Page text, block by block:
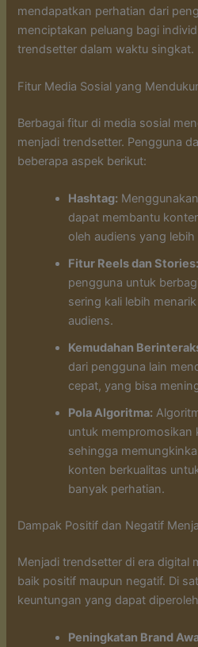
mendapatkan perhatian dari
menciptakan peluang bagi
trendsetter dalam waktu singkat.
Fitur Media Sosial yang
Berbagai fitur di media sosial
menjadi trendsetter. Pengguna
beberapa aspek berikut:
Hashtag:
dapat membantu
oleh audiens yang
Fitur Reels dan Stories:
pengguna untuk
sering kali lebih
audiens.
Kemudahan
dari pengguna lain
cepat, yang bisa
Pola Algoritma:
untuk mempromosikan
sehingga
konten berkualitas
banyak perhatian.
Dampak Positif dan Negatif
Menjadi trendsetter di era digital
baik positif maupun negatif. Di
keuntungan yang dapat
Peningkatan Brand